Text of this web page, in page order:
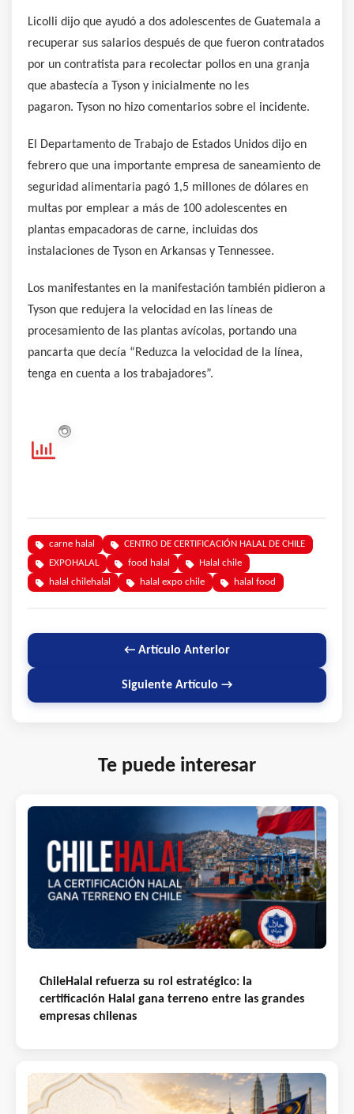
Licolli dijo que ayudó a dos adolescentes de Guatemala a
recuperar sus salarios después de que fueron contratados
por un contratista para recolectar pollos en una granja
que abastecía a Tyson y inicialmente no les
pagaron. Tyson no hizo comentarios sobre el incidente.
El Departamento de Trabajo de Estados Unidos dijo en
febrero que una importante empresa de saneamiento de
seguridad alimentaria pagó 1,5 millones de dólares en
multas por emplear a más de 100 adolescentes en
plantas empacadoras de carne, incluidas dos
instalaciones de Tyson en Arkansas y Tennessee.
Los manifestantes en la manifestación también pidieron a
Tyson que redujera la velocidad en las líneas de
procesamiento de las plantas avícolas, portando una
pancarta que decía “Reduzca la velocidad de la línea,
tenga en cuenta a los trabajadores”.
carne halal
CENTRO DE CERTIFICACIÓN HALAL DE CHILE
EXPOHALAL
food halal
Halal chile
halal chilehalal
halal expo chile halal food
← Artículo Anterior
Siguiente Artículo →
Te puede interesar
ChileHalal refuerza su rol estratégico: la
certificación Halal gana terreno entre las grandes
empresas chilenas